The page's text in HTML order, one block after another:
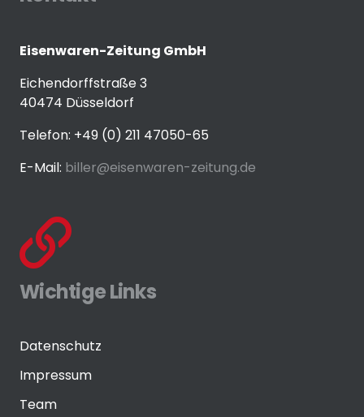
Eisenwaren-Zeitung GmbH
Eichendorffstraße 3
40474 Düsseldorf
Telefon: +49 (0) 211 47050-65
E-Mail: biller@eisenwaren-zeitung.de
Wichtige Links
Datenschutz
Impressum
Team